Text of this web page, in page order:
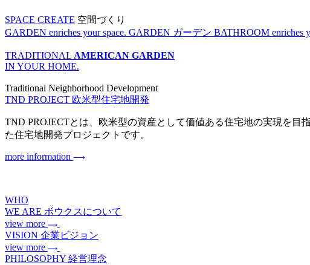
SPACE CREATE 空間づくり
GARDEN enriches your space. GARDEN ガーデン BATHROOM enriches
TRADITIONAL AMERICAN GARDEN
IN YOUR HOME.
Traditional Neighborhood Development
TND PROJECT 欧米型住宅地開発
TND PROJECTとは、欧米型の資産として価値ある住宅地の実現を目
た住宅地開発プロジェクトです。
more information
WHO
WE ARE ボウクスについて
view more
VISION 企業ビジョン
view more
PHILOSOPHY 経営理念